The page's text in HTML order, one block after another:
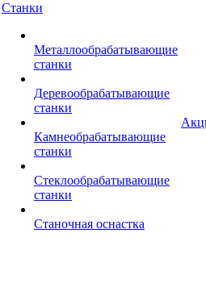
Станки
Металлообрабатывающие
станки
Деревообрабатывающие
станки
Камнеобрабатывающие
станки
Стеклообрабатывающие
станки
Станочная оснастка